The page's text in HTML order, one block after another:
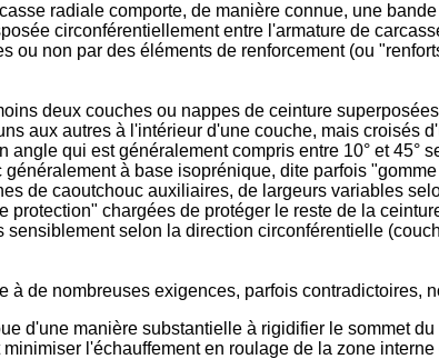
radiale comporte, de manière connue, une
circonférentiellement entre l'armature de
non par des éléments de renforcement (ou
deux couches ou nappes de ceinture
aux autres à l'intérieur d'une couche, mais croisés
qui est généralement compris entre 10° et 45°
à base isoprénique, dite parfois
de caoutchouc auxiliaires, de largeurs variables
chargées de protéger le reste de la
selon la direction circonférentielle
de nombreuses exigences, parfois contradictoires,
d'une manière substantielle à rigidifier le sommet du
l'échauffement en roulage de la zone